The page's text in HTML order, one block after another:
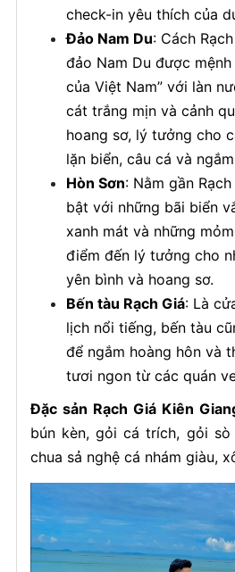
check-in yêu thích của
Đảo Nam Du: Cách
đảo Nam Du được
của Việt Nam” với làn
cát trắng mịn và cảnh
hoang sơ, lý tưởng cho
lặn biển, câu cá và
Hòn Sơn: Nằm gần
bật với những bãi biển
xanh mát và những
điểm đến lý tưởng cho
yên bình và hoang sơ.
Bến tàu Rạch Giá: Là
lịch nổi tiếng, bến tàu
để ngắm hoàng hôn và
tươi ngon từ các quán
Đặc sản Rạch Giá Kiên
bún kèn, gỏi cá trích, gỏi sò
chua sả nghệ cá nhám giàu,